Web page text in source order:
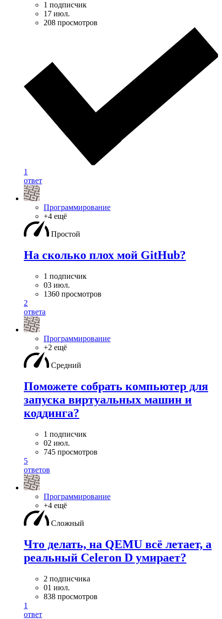
1 подписчик
17 июл.
208 просмотров
1
ответ
Программирование
+4 ещё
Простой
На сколько плох мой GitHub?
1 подписчик
03 июл.
1360 просмотров
2
ответа
Программирование
+2 ещё
Средний
Поможете собрать компьютер для
запуска виртуальных машин и
коддинга?
1 подписчик
02 июл.
745 просмотров
5
ответов
Программирование
+4 ещё
Сложный
Что делать, на QEMU всё летает, а
реальный Celeron D умирает?
2 подписчика
01 июл.
838 просмотров
1
ответ